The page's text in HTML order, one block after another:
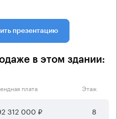
презентацию
в этом здании:
плата Этаж
312 000 ₽ 8